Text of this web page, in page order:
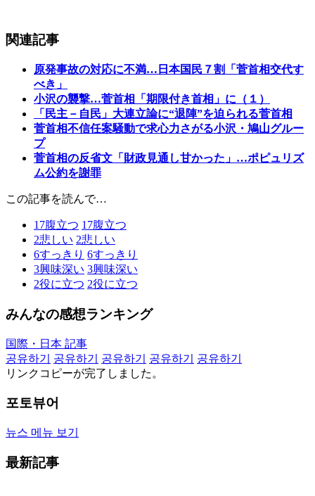
関連記事
原発事故の対応に不満…日本国民７割「菅首相交代す
べき」
小沢の襲撃…菅首相「期限付き首相」に（１）
「民主－自民」大連立論に“退陣”を迫られる菅首相
菅首相不信任案騒動で求心力さがる小沢・鳩山グルー
プ
菅首相の反省文「財政見通し甘かった」…ポピュリズ
ム公約を謝罪
この記事を読んで…
17腹立つ 17腹立つ
2悲しい 2悲しい
6すっきり 6すっきり
3興味深い 3興味深い
2役に立つ 2役に立つ
みんなの感想ランキング
国際・日本 記事
공유하기
공유하기 공유하기 공유하기
공유하기
リンクコピーが完了しました。
포토뷰어
뉴스 메뉴 보기
最新記事